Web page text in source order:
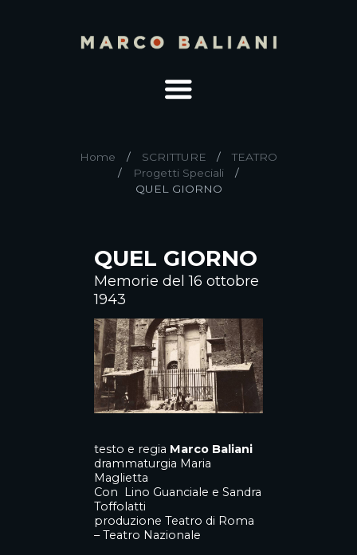
Home SCRITTURE
TEATRO
Progetti Speciali
QUEL GIORNO
QUEL GIORNO
Memorie del 16 ottobre
1943
testo e regia Marco Baliani
drammaturgia Maria
Maglietta
Con Lino Guanciale e Sandra
Toffolatti
produzione Teatro di Roma
– Teatro Nazionale